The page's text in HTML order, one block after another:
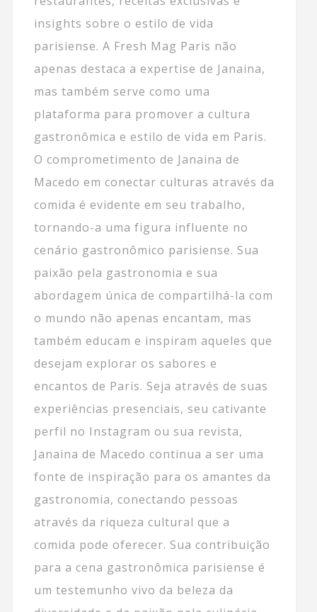
insights sobre o estilo de vida
parisiense. A Fresh Mag Paris não
apenas destaca a expertise de Janaina,
mas também serve como uma
plataforma para promover a cultura
gastronômica e estilo de vida em Paris.
O comprometimento de Janaina de
Macedo em conectar culturas através da
comida é evidente em seu trabalho,
tornando-a uma figura influente no
cenário gastronômico parisiense. Sua
paixão pela gastronomia e sua
abordagem única de compartilhá-la com
o mundo não apenas encantam, mas
também educam e inspiram aqueles que
desejam explorar os sabores e
encantos de Paris. Seja através de suas
experiências presenciais, seu cativante
perfil no Instagram ou sua revista,
Janaina de Macedo continua a ser uma
fonte de inspiração para os amantes da
gastronomia, conectando pessoas
através da riqueza cultural que a
comida pode oferecer. Sua contribuição
para a cena gastronômica parisiense é
um testemunho vivo da beleza da